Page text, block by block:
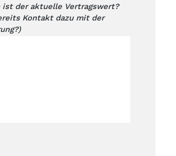
ist der aktuelle Vertragswert?
Kontakt dazu mit der